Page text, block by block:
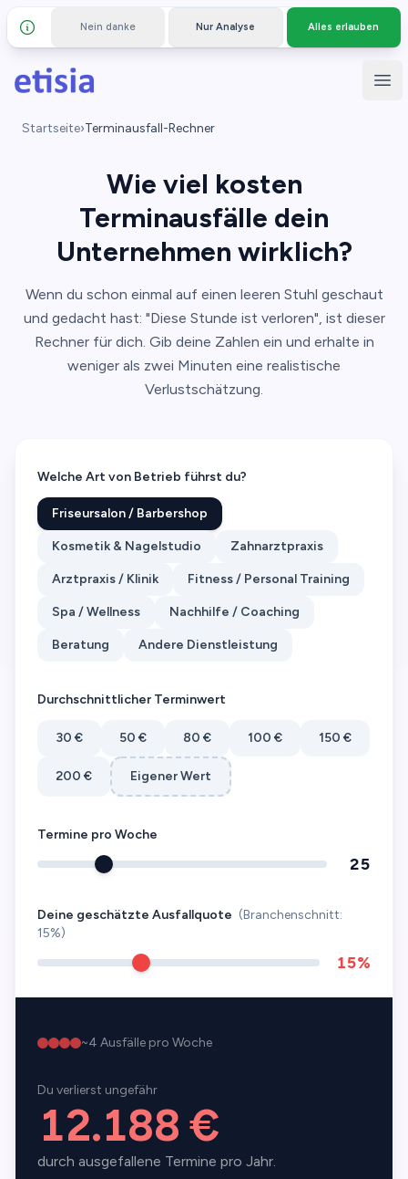
Details und Datenschutz
Nein danke Nur Analyse Alles erlauben
Zum Hauptinhalt springen
Etisia
Startseite›Terminausfall-Rechner
Wie viel kosten
Terminausfälle dein
Unternehmen wirklich?
Wenn du schon einmal auf einen leeren Stuhl geschaut
und gedacht hast: "Diese Stunde ist verloren", ist dieser
Rechner für dich. Gib deine Zahlen ein und erhalte in
weniger als zwei Minuten eine realistische
Verlustschätzung.
Welche Art von Betrieb führst du?
Friseursalon / Barbershop
Kosmetik & Nagelstudio Zahnarztpraxis
Arztpraxis / Klinik Fitness / Personal Training
Spa / Wellness Nachhilfe / Coaching
Beratung Andere Dienstleistung
Durchschnittlicher Terminwert
30 € 50 € 80 € 100 € 150 €
200 € Eigener Wert
Termine pro Woche
25
Deine geschätzte Ausfallquote (Branchenschnitt:
15%)
15%
~4 Ausfälle pro Woche
Du verlierst ungefähr
12.188 €
durch ausgefallene Termine pro Jahr.